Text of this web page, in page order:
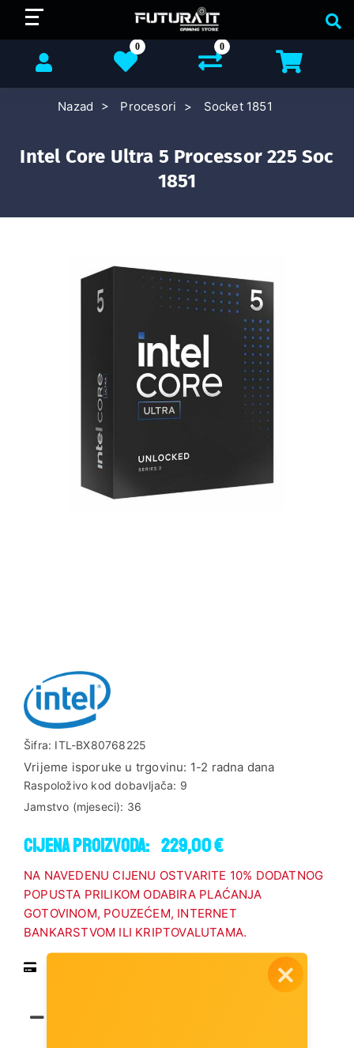
0
0
Nazad Procesori Socket 1851
Intel Core Ultra 5 Processor 225 Soc
1851
Šifra: ITL-BX80768225
Vrijeme isporuke u trgovinu: 1-2 radna dana
Raspoloživo kod dobavljača: 9
Jamstvo (mjeseci): 36
Cijena proizvoda: 229,00 €
NA NAVEDENU CIJENU OSTVARITE 10% DODATNOG
POPUSTA PRILIKOM ODABIRA PLAĆANJA
GOTOVINOM, POUZEĆEM, INTERNET
BANKARSTVOM ILI KRIPTOVALUTAMA.